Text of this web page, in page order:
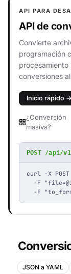
API PARA
API de
Convierte
programación
conversiones
Inicio rápido →
¿Conversión
masiva?
POST /api/
curl -X
  -F "
-F
JSON a YAML